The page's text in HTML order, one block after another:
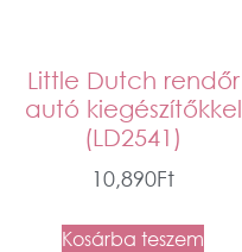
Little Dutch rendőr
autó kiegészítőkkel
(LD2541)
10,890Ft
Kosárba teszem